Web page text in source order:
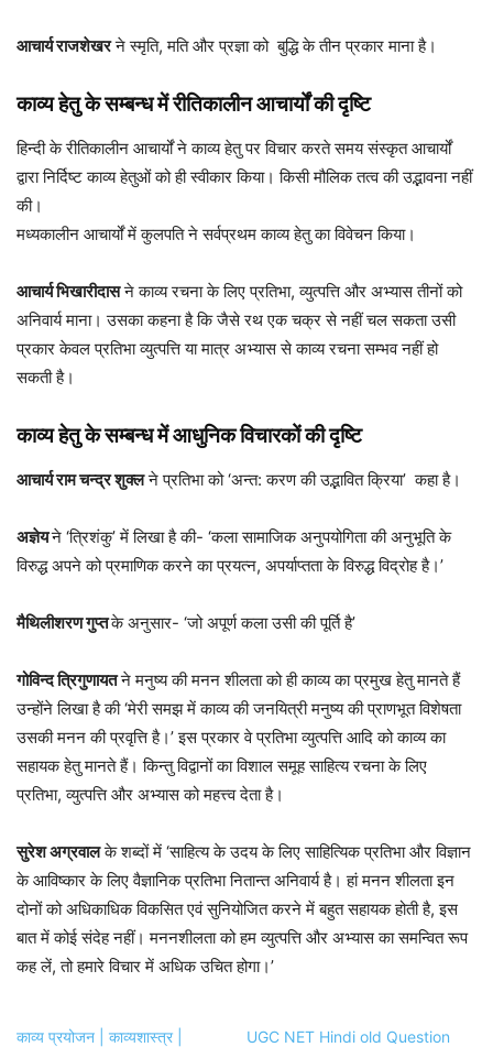
आचार्य राजशेखरने स्मृति, मति और प्रज्ञा को बुद्धि के तीन प्रकार माना है।
काव्य हेतु के सम्बन्ध में रीतिकालीन आचार्यों की दृष्टि
हिन्दी के रीतिकालीन आचार्यों ने काव्य हेतु पर विचार करते समय संस्कृत आचार्यों
द्वारा निर्दिष्ट काव्य हेतुओं को ही स्वीकार किया। किसी मौलिक तत्व की उद्भावना नहीं
की।
मध्यकालीन आचार्यों में कुलपति ने सर्वप्रथम काव्य हेतु का विवेचन किया।
आचार्य भिखारीदासने काव्य रचना के लिए प्रतिभा, व्युत्पत्ति और अभ्यास तीनों को
अनिवार्य माना। उसका कहना है कि जैसे रथ एक चक्र से नहीं चल सकता उसी
प्रकार केवल प्रतिभा व्युत्पत्ति या मात्र अभ्यास से काव्य रचना सम्भव नहीं हो
सकती है।
काव्य हेतु के सम्बन्ध में आधुनिक विचारकों की दृष्टि
आचार्य राम चन्द्र शुक्लने प्रतिभा को ‘अन्त: करण की उद्भावित क्रिया’ कहा है।
अज्ञेयने ‘त्रिशंकु’ में लिखा है की- ‘कला सामाजिक अनुपयोगिता की अनुभूति के
विरुद्ध अपने को प्रमाणिक करने का प्रयत्न, अपर्याप्तता के विरुद्ध विद्रोह है।’
मैथिलीशरण गुप्तके अनुसार- ‘जो अपूर्ण कला उसी की पूर्ति है’
गोविन्द त्रिगुणायतने मनुष्य की मनन शीलता को ही काव्य का प्रमुख हेतु मानते हैं
उन्होंने लिखा है की ‘मेरी समझ में काव्य की जनयित्री मनुष्य की प्राणभूत विशेषता
उसकी मनन की प्रवृत्ति है।’ इस प्रकार वे प्रतिभा व्युत्पत्ति आदि को काव्य का
सहायक हेतु मानते हैं। किन्तु विद्वानों का विशाल समूह साहित्य रचना के लिए
प्रतिभा, व्युत्पत्ति और अभ्यास को महत्त्व देता है।
सुरेश अग्रवालके शब्दों में ‘साहित्य के उदय के लिए साहित्यिक प्रतिभा और विज्ञान
के आविष्कार के लिए वैज्ञानिक प्रतिभा नितान्त अनिवार्य है। हां मनन शीलता इन
दोनों को अधिकाधिक विकसित एवं सुनियोजित करने में बहुत सहायक होती है, इस
बात में कोई संदेह नहीं। मननशीलता को हम व्युत्पत्ति और अभ्यास का समन्वित रूप
कह लें, तो हमारे विचार में अधिक उचित होगा।’
काव्य प्रयोजन | काव्यशास्त्र |
UGC NET Hindi old Question